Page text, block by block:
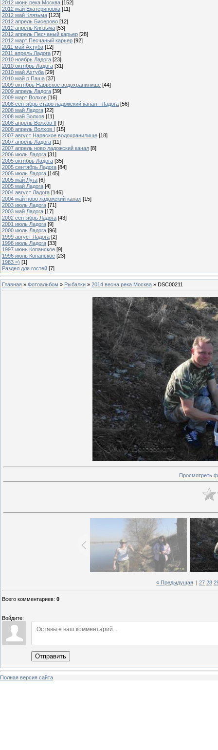
2012 июнь река Москва [152]
2012 май Екатериновка [11]
2012 май Клязьма [123]
2012 апрель Бисерово [12]
2012 апрель Клязьма [53]
2012 апрель Песчаный карьер [28]
2012 март Песчаный карьер [92]
2011 май Ахтуба [12]
2011 апрель Ладога [77]
2010 ноябрь Ладога [23]
2010 октябрь Ладога [31]
2010 май Ахтуба [29]
2010 май р.Паша [37]
2009 октябрь Нарвское водохранилище [44]
2009 апрель Ладога [39]
2009 март Волхов [16]
2008 сентябрь старо ладожский канал - Ладога [56]
2008 май Ладога [22]
2008 май Волхов [11]
2008 апрель Волхов II [9]
2008 апрель Волхов I [15]
2007 август Нарвское водохранилище [18]
2007 апрель Ладога [11]
2007 апрель ново ладожский канал [8]
2006 июль Ладога [31]
2005 октябрь Ладога [35]
2005 сентябрь Ладога [84]
2005 июль Ладога [145]
2005 май Луга [6]
2005 май Ладога [4]
2004 август Ладога [146]
2004 май ново ладожский канал [15]
2003 июль Ладога [71]
2003 май Ладога [17]
2002 сентябрь Ладога [43]
2001 июль Ладога [9]
2000 июль Ладога [96]
1999 август Ладога [2]
1998 июль Ладога [33]
1997 июнь Копанское [9]
1996 июль Копанское [23]
1983 =) [1]
Раздел для гостей [7]
Главная » Фотоальбом » Рыбалки » 2014 весна река Москва » DSC00211
Просмотреть
« Предыдущая 27 28
Всего комментариев: 0
Войдите:
Отправить
Полная версия сайта